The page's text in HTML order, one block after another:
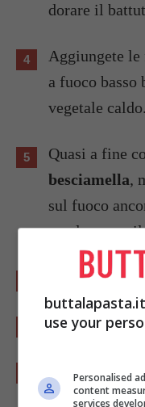
dorare il
Aggiungete le
a fuoco basso
vegetale caldo.
Quasi a fine
besciamella,
sul fuoco
amalgamare
Aggiungete
Unite infine i
Lasciate
use your
Personalised
content
services